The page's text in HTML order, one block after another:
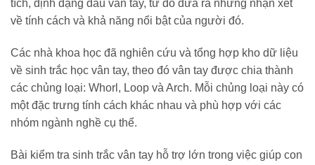
tích, định dạng dấu vân tay, từ đó đưa ra những nhận xét
về tính cách và khả năng nổi bật của người đó.
Các nhà khoa học đã nghiên cứu và tổng hợp kho dữ liệu
về sinh trắc học vân tay, theo đó vân tay được chia thành
các chủng loại: Whorl, Loop và Arch. Mỗi chủng loại này có
một đặc trưng tính cách khác nhau và phù hợp với các
nhóm ngành nghề cụ thể.
Bài kiểm tra sinh trắc vân tay hỗ trợ lớn trong việc giúp con